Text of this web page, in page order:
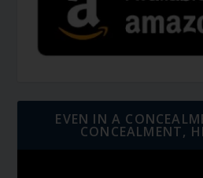
EVEN IN A
CONCEALMENT,